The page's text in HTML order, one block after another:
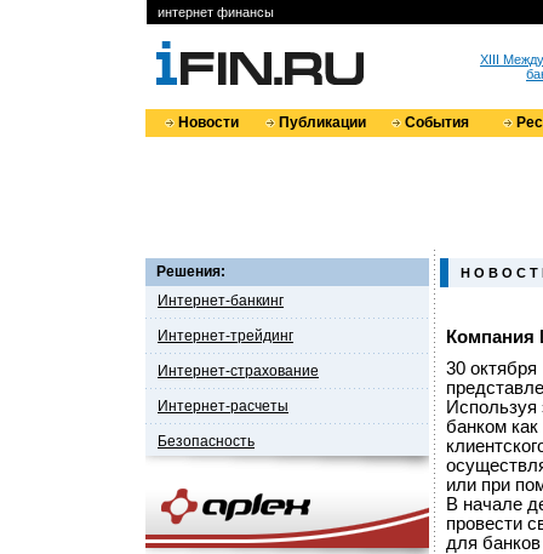
интернет финансы
XIII
Новости Публикации События
Решения:
Интернет-банкинг
Интернет-трейдинг
Интернет-страхование
Интернет-расчеты
Безопасность
Н О В О С Т
Компания
30
Используя
банком
или при
В начале
провести
для